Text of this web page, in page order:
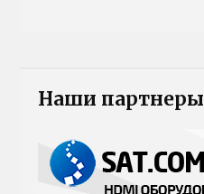
Наши партнеры